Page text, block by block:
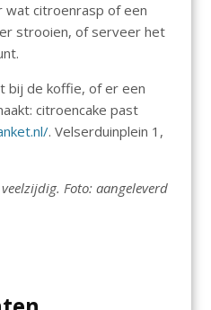
citroenrasp of een
strooien, of serveer het
bij de koffie, of er een
citroencake past
. Velserduinplein 1,
Foto: aangeleverd